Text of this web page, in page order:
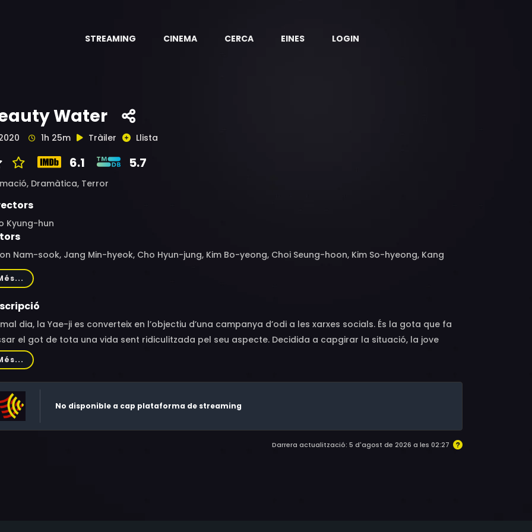
STREAMING CINEMA CERCA EINES LOGIN
Water
1h 25m Tràiler Llista
6.1 5.7
Dramàtica, Terror
Kyung-hun
Nam-sook, Jang Min-hyeok, Cho Hyun-jung, Kim Bo-yeong, Choi Seung-hoon, Kim So-hyeong, Kang
hyun, Park Sung-kwang, Jung Yoo-jung, Hwang Chang-yeong
dia, la Yae-ji es converteix en l’objectiu d’una campanya d’odi a les xarxes socials. És la gota que fa
el got de tota una vida sent ridiculitzada pel seu aspecte. Decidida a capgirar la situació, la jove
Beauty Water, un producte de maquillatge que permet modelar la pell fins assolir l’ideal de bellesa
Però el miracle estètic és només el principi d’un autèntic malson per a la protagonista.
No disponible a cap plataforma de streaming
Darrera actualització: 5 d'agost de 2026 a les 02:27